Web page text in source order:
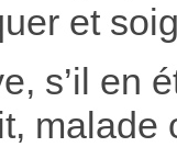
et
s’il en